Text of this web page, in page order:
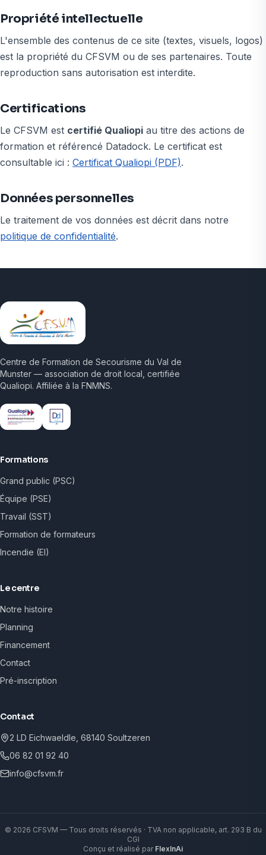
Propriété intellectuelle
L'ensemble des contenus de ce site (textes, visuels, logos)
est la propriété du CFSVM ou de ses partenaires. Toute
reproduction sans autorisation est interdite.
Certifications
Le CFSVM est certifié Qualiopi au titre des actions de
formation et référencé Datadock. Le certificat est
consultable ici : Certificat Qualiopi (PDF).
Données personnelles
Le traitement de vos données est décrit dans notre
politique de confidentialité.
Centre de Formation de Secourisme du Val de
Munster — association de droit local, certifiée
Qualiopi. Affiliée à la FNMNS.
Formations
Grand public (PSC)
Équipe (PSE)
Travail (SST)
Formation de formateurs
Incendie (EI)
Le centre
Notre histoire
Planning
Financement
Contact
Pré-inscription
Contact
2 LD Eichwaeldle 68140 Soultzeren
06 82 01 92 40
info@cfsvm.fr
© 2026 CFSVM — Tous droits réservés · TVA non applicable, art. 293 B du
CGI
Conçu et réalisé par FlexInAi